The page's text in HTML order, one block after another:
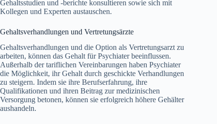
Gehaltsstudien und -berichte konsultieren sowie sich mit
Kollegen und Experten austauschen.
Gehaltsverhandlungen und Vertretungsärzte
Gehaltsverhandlungen und die Option als Vertretungsarzt zu
arbeiten, können das Gehalt für Psychiater beeinflussen.
Außerhalb der tariflichen Vereinbarungen haben Psychiater
die Möglichkeit, ihr Gehalt durch geschickte Verhandlungen
zu steigern. Indem sie ihre Berufserfahrung, ihre
Qualifikationen und ihren Beitrag zur medizinischen
Versorgung betonen, können sie erfolgreich höhere Gehälter
aushandeln.